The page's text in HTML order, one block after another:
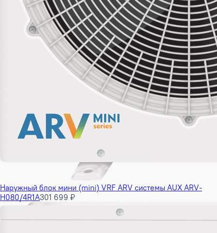
Наружный блок мини (mini) VRF ARV системы AUX ARV-
H080/4R1A301 699 ₽